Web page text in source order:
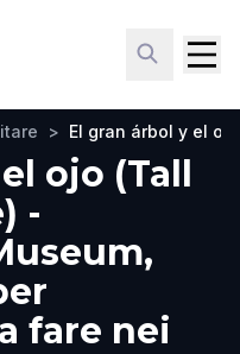
> El gran árbol y el
ojo (Tall
-
fare nei